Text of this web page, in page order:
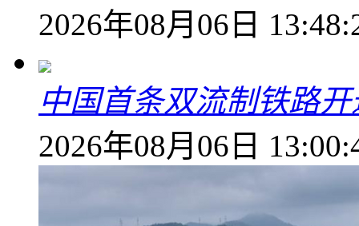
2026年08月06日
中国首条双流制铁路
2026年08月06日